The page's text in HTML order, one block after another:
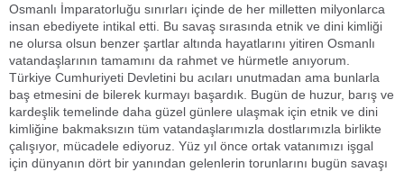
Osmanlı İmparatorluğu sınırları içinde de her milletten milyonlarca
insan ebediyete intikal etti. Bu savaş sırasında etnik ve dini kimliği
ne olursa olsun benzer şartlar altında hayatlarını yitiren Osmanlı
vatandaşlarının tamamını da rahmet ve hürmetle anıyorum.
Türkiye Cumhuriyeti Devletini bu acıları unutmadan ama bunlarla
baş etmesini de bilerek kurmayı başardık. Bugün de huzur, barış ve
kardeşlik temelinde daha güzel günlere ulaşmak için etnik ve dini
kimliğine bakmaksızın tüm vatandaşlarımızla dostlarımızla birlikte
çalışıyor, mücadele ediyoruz. Yüz yıl önce ortak vatanımızı işgal
için dünyanın dört bir yanından gelenlerin torunlarını bugün savaşı